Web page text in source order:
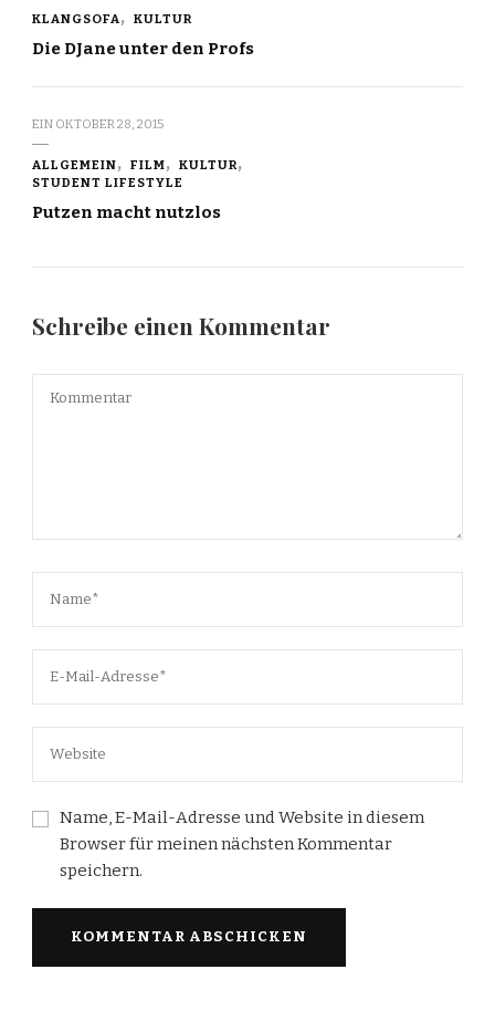
KLANGSOFA KULTUR
Die DJane unter den Profs
EIN OKTOBER 28, 2015
ALLGEMEIN FILM
KULTUR
STUDENT LIFESTYLE
Putzen macht nutzlos
Schreibe einen Kommentar
Name, E-Mail-Adresse und Website in diesem
Browser für meinen nächsten Kommentar
speichern.